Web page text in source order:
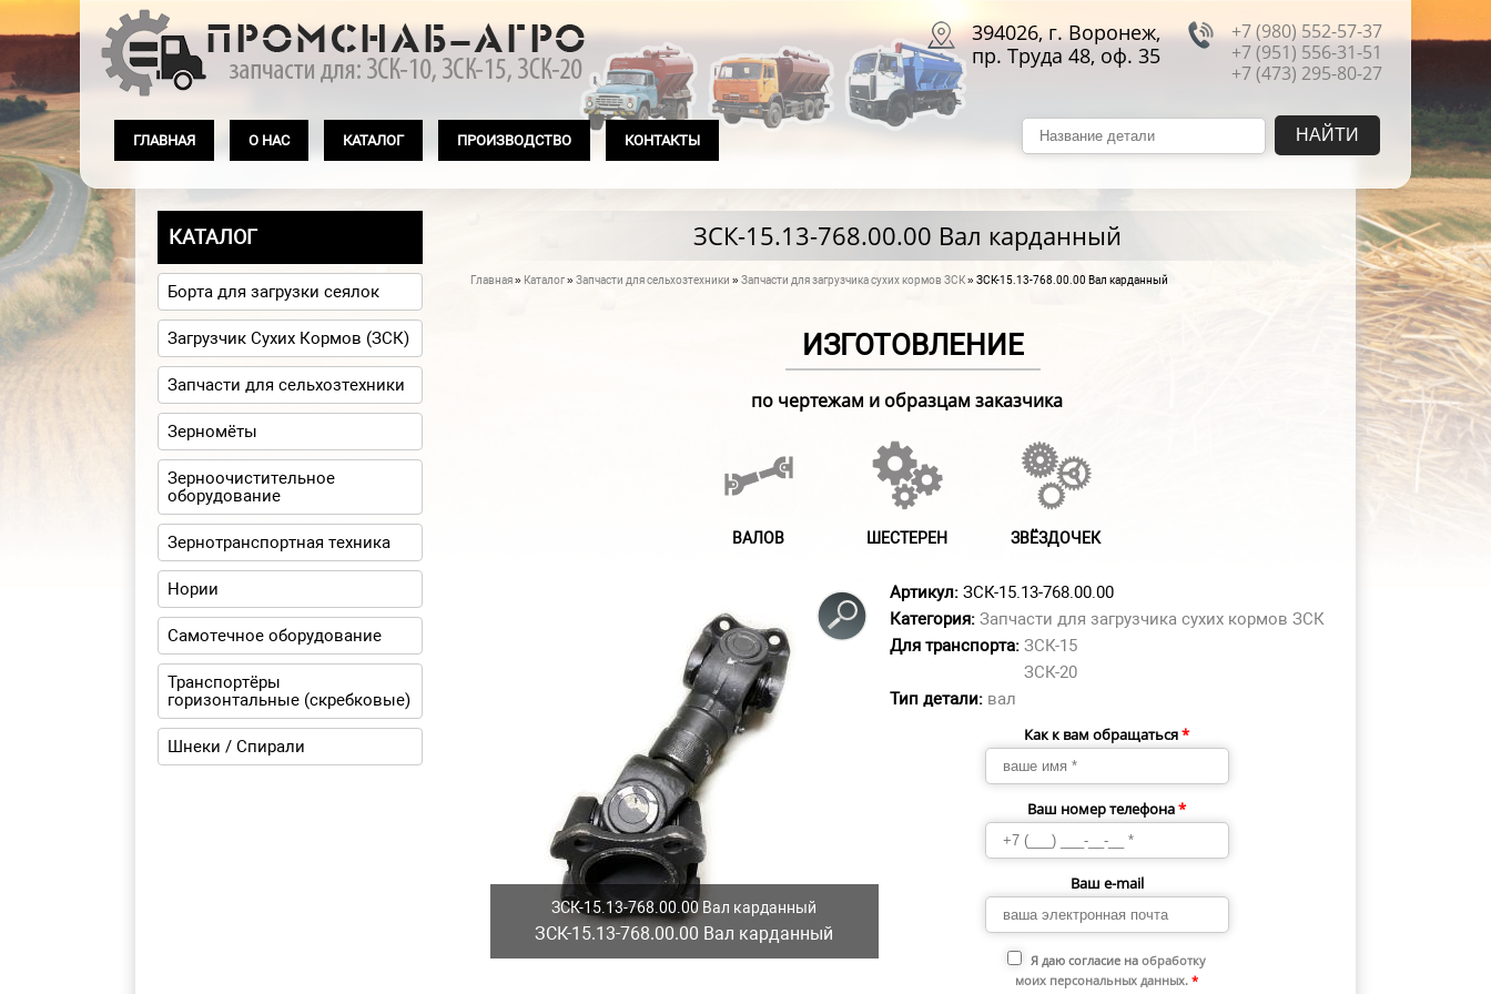
Перейти к основному содержанию
394026, г. Воронеж,
пр. Труда 48, оф. 35
+7 (980) 552-57-37
+7 (951) 556-31-51
+7 (473) 295-80-27
ГЛАВНАЯ О НАС КАТАЛОГ ПРОИЗВОДСТВО КОНТАКТЫ
ЗСК-15.13-768.00.00 Вал карданный
Вы здесь
Главная» Каталог» Запчасти для сельхозтехники » Запчасти для загрузчика сухих кормов ЗСК» ЗСК-15.13-768.00.00 Вал карданный
ИЗГОТОВЛЕНИЕ
по чертежам и образцам заказчика
ВАЛОВ ШЕСТЕРЕН ЗВЁЗДОЧЕК
ЗСК-15.13-768.00.00 Вал карданный
ЗСК-15.13-768.00.00 Вал карданный
Артикул: ЗСК-15.13-768.00.00
Категория: Запчасти для загрузчика сухих кормов ЗСК
Для транспорта: ЗСК-15
ЗСК-20
Тип детали: вал
Как к вам обращаться*
Ваш номер телефона*
Ваш e-mail
Я даю согласие наобработку
моих персональных данных.*
КАТАЛОГ
Борта для загрузки сеялок
Загрузчик Сухих Кормов (ЗСК)
Запчасти для сельхозтехники
Зерномёты
Зерноочистительное
оборудование
Зернотранспортная техника
Нории
Самотечное оборудование
Транспортёры
горизонтальные (скребковые)
Шнеки / Спирали